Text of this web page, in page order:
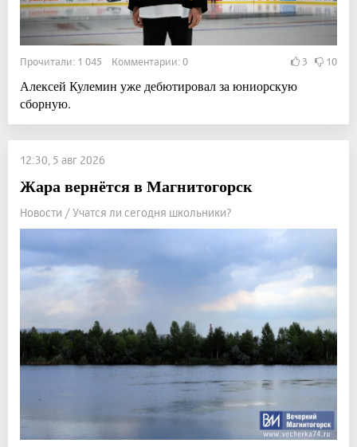
Прочитали: 1 045 Комментарии: 0 3 10
Алексей Кулемин уже дебютировал за юниорскую
сборную.
12:30, 5 авг 2026
Жара вернётся в Магнитогорск
Новости / Учатся ли сегодня школьники?